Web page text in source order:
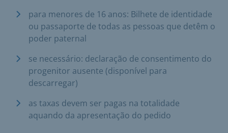
para menores de 16 anos: Bilhete de identidade
ou passaporte de todas as pessoas que detêm o
poder paternal
se necessário: declaração de consentimento do
progenitor ausente (disponível para
descarregar)
as taxas devem ser pagas na totalidade
aquando da apresentação do pedido